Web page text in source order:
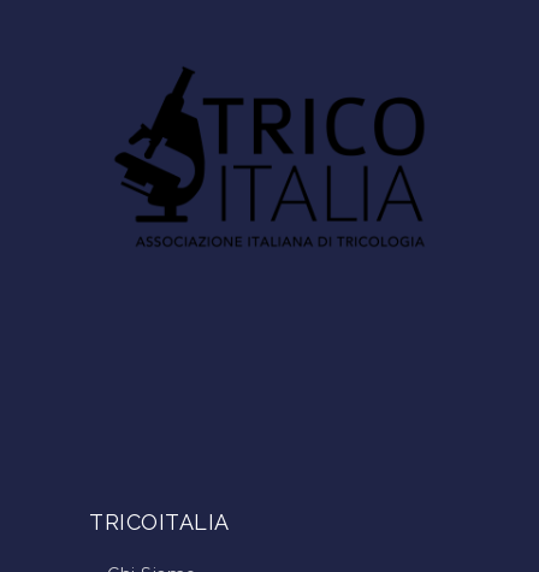
TRICOITALIA